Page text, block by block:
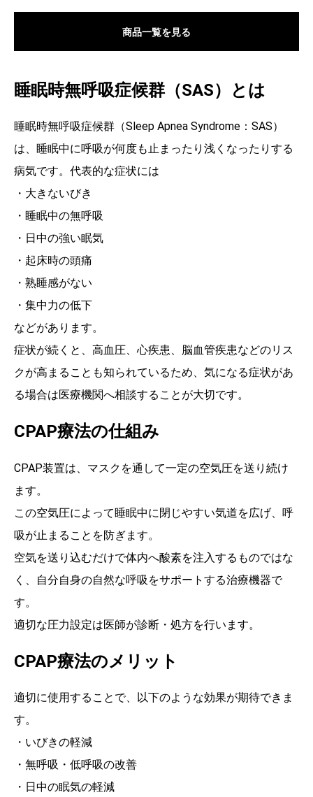
商品一覧を見る
睡眠時無呼吸症候群（SAS）とは
睡眠時無呼吸症候群（Sleep Apnea Syndrome：SAS）
は、睡眠中に呼吸が何度も止まったり浅くなったりする
病気です。代表的な症状には
・大きないびき
・睡眠中の無呼吸
・日中の強い眠気
・起床時の頭痛
・熟睡感がない
・集中力の低下
などがあります。
症状が続くと、高血圧、心疾患、脳血管疾患などのリス
クが高まることも知られているため、気になる症状があ
る場合は医療機関へ相談することが大切です。
CPAP療法の仕組み
CPAP装置は、マスクを通して一定の空気圧を送り続け
ます。
この空気圧によって睡眠中に閉じやすい気道を広げ、呼
吸が止まることを防ぎます。
空気を送り込むだけで体内へ酸素を注入するものではな
く、自分自身の自然な呼吸をサポートする治療機器で
す。
適切な圧力設定は医師が診断・処方を行います。
CPAP療法のメリット
適切に使用することで、以下のような効果が期待できま
す。
・いびきの軽減
・無呼吸・低呼吸の改善
・日中の眠気の軽減